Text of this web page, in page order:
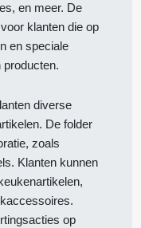
en meer. De
klanten die op
en speciale
producten.
diverse
De folder
zoals
Klanten kunnen
op